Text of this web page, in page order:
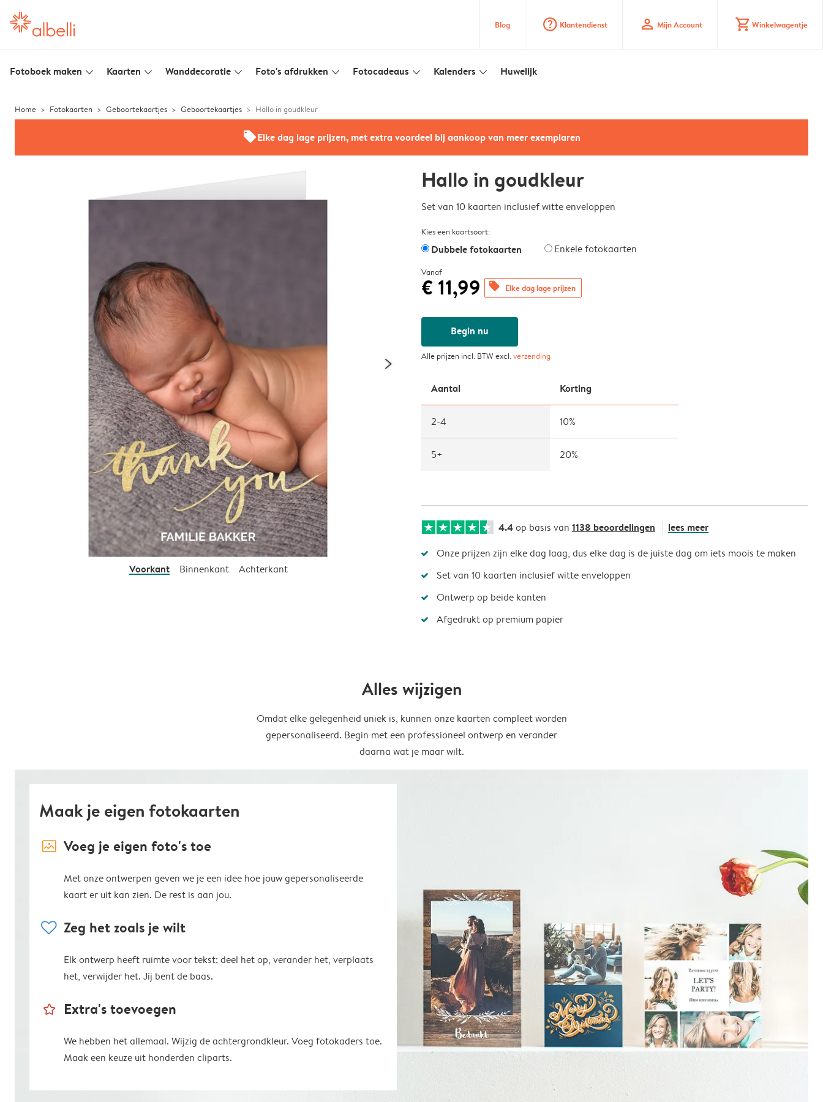
Blog question_mark_circle Klantendienst profile Mijn Account shopping_cart Winkelwagentje
Fotoboek maken slim_arrow_down Kaarten slim_arrow_down Wanddecoratie slim_arrow_down Foto's afdrukken slim_arrow_down Fotocadeaus slim_arrow_down Kalenders slim_arrow_down Huwelijk
Home Fotokaarten Geboortekaartjes Geboortekaartjes Hallo in goudkleur
offersElke dag lage prijzen, met extra voordeel bij aankoop van meer exemplaren
Voorkant Binnenkant Achterkant
Hallo in goudkleur
Set van 10 kaarten inclusief witte enveloppen
Kies een kaartsoort:
Dubbele fotokaarten Enkele fotokaarten
Vanaf
€ 11,99 offers Elke dag lage prijzen
Begin nu
Alle prijzen incl. BTW excl.verzending
Aantal Korting
2-4 10%
5+ 20%
4.4op basis van 1138 beoordelingen lees meer
Onze prijzen zijn elke dag laag, dus elke dag is de juiste dag om iets moois te maken
Set van 10 kaarten inclusief witte enveloppen
Ontwerp op beide kanten
Afgedrukt op premium papier
Alles wijzigen
Omdat elke gelegenheid uniek is, kunnen onze kaarten compleet worden
gepersonaliseerd. Begin met een professioneel ontwerp en verander
daarna wat je maar wilt.
Maak je eigen fotokaarten
image_placeholder Voeg je eigen foto's toe
Met onze ontwerpen geven we je een idee hoe jouw gepersonaliseerde
kaart er uit kan zien. De rest is aan jou.
heart Zeg het zoals je wilt
Elk ontwerp heeft ruimte voor tekst: deel het op, verander het, verplaats
het, verwijder het. Jij bent de baas.
star_outline Extra's toevoegen
We hebben het allemaal. Wijzig de achtergrondkleur. Voeg fotokaders toe.
Maak een keuze uit honderden cliparts.